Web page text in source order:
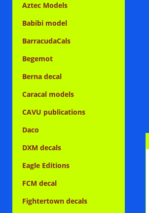
Aztec Models
Babibi model
BarracudaCals
Begemot
Berna decal
Caracal models
CAVU publications
Daco
DXM decals
Eagle Editions
FCM decal
Fightertown decals